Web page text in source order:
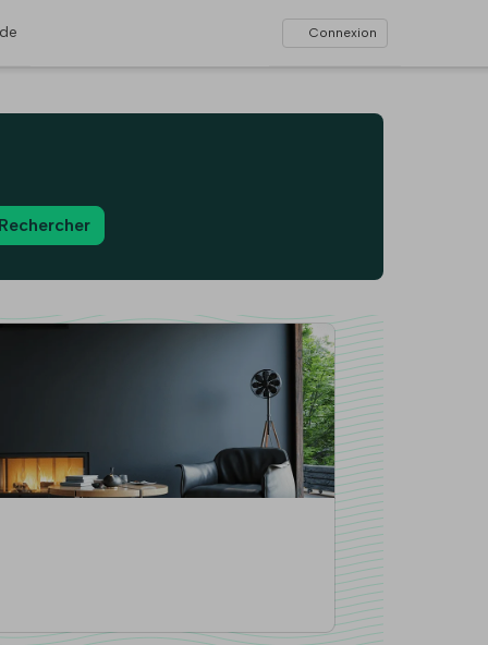
Connexion